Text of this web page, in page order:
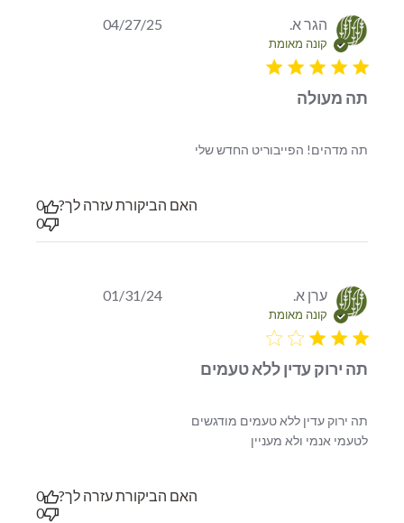
הגר א.
קונה מאומת
5 star rating
תה מעולה
תה מדהים! הפייבוריט החדש שלי
04/27/25
האם הביקורת עזרה לך?
0
0
ערן א.
קונה מאומת
3 star rating
תה ירוק עדין ללא טעמים
לטעמי אנמי ולא מעניין
01/31/24
האם הביקורת עזרה לך?
0
0